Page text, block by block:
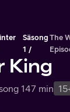
Säsong
1
The
King
147 min